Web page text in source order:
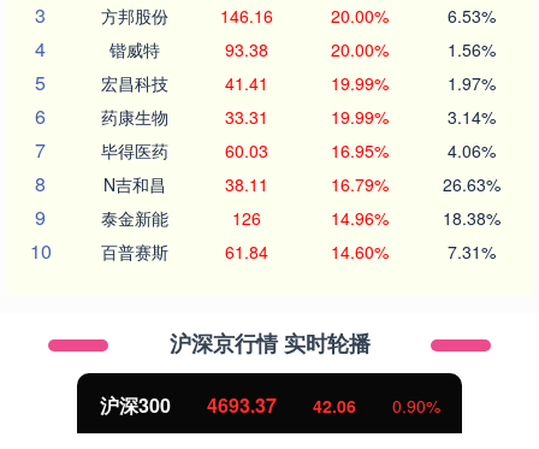
3 方邦股份 146.16 20.00% 6.53%
4 锴威特 93.38 20.00% 1.56%
5 宏昌科技 41.41 19.99% 1.97%
6 药康生物 33.31 19.99% 3.14%
7 毕得医药 60.03 16.95% 4.06%
8 N吉和昌 38.11 16.79% 26.63%
9 泰金新能 126 14.96% 18.38%
10 百普赛斯 61.84 14.60% 7.31%
沪深京行情 实时轮播
沪深300 4693.37 42.06 0.90%